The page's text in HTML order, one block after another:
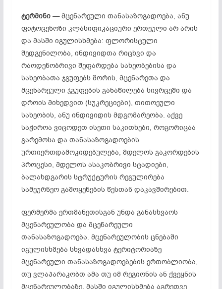
ტერმინი —მცენარეული თანასაზოგადოება, ანუ
ფიტოცენოზი კლასიფიკაციური ერთეული არ არის
და მასში იგულისხმება: ფლორისტული
შედგენილობა, ინდივიდთა რიცხვი და
რაოდენობრივი შეფარდება სახეობებისა და
სახეობათა ჯგუფებს შორის, მცენარეთა და
მცენარეული ჯგუფების განაწილება სივრცეში და
დროის მიხედვით (სუკრეციები), თითოეული
სახეობის, ანუ ინდივიდის მდგომარეობა. აქვე
საჭიროა ვიცოდეთ ისეთი საკითხები, როგორიცაა
გარემოსა და თანასაზოგადოების
ურთიერთდამოკიდებულება, მდელოს გაკორდების
პროცესი, მდელოს ასაკობრივი სტადიები,
ბალახდგარის სტრუქტურის რეგულირება
სამეურნეო გამოყენების წესთან დაკავშირებით.
ფერმერმა ერთმანეთისგან უნდა განასხვაოს
მცენარეულობა და მცენარეული
თანასაზოგადოება. მცენარეულობის ცნებაში
იგულისხმება სხვადასხვა ტერიტორიაზე
მცენარეული თანასაზოგადოებების ერთობლიობა,
თუ ვლაპარაკობთ ამა თუ იმ რეგიონის ან ქვეყნის
მცენარეულობაზე, მასში იგულისხმება აგრეთვე